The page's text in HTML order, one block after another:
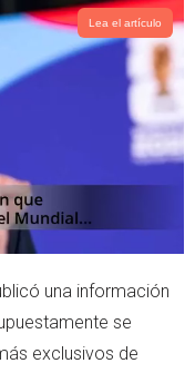
Lea el artículo
una información
se
exclusivos de